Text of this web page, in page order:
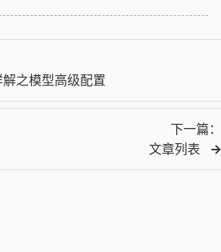
之模型高级配置
下一篇：
文章列表
→